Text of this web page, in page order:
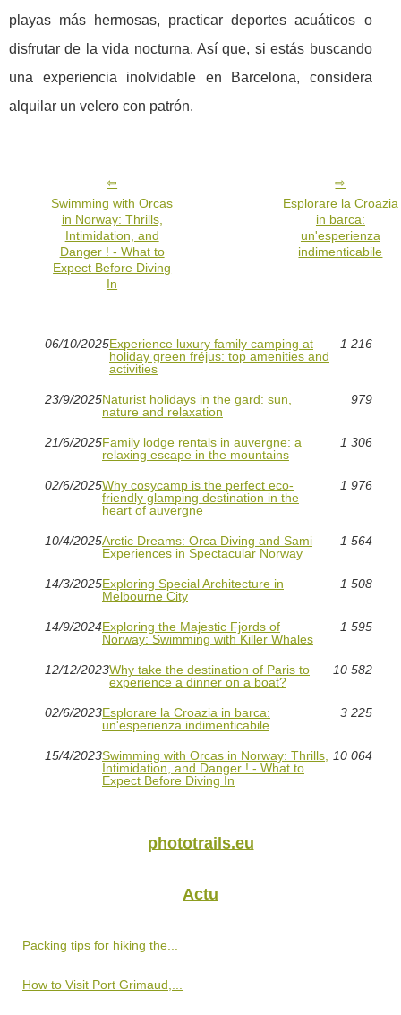
playas más hermosas, practicar deportes acuáticos o
disfrutar de la vida nocturna. Así que, si estás buscando
una experiencia inolvidable en Barcelona, considera
alquilar un velero con patrón.
Swimming with Orcas
in Norway: Thrills,
Intimidation, and
Danger ! - What to
Expect Before Diving
In
Esplorare la Croazia
in barca:
un'esperienza
indimenticabile
06/10/2025Experience luxury family camping at
holiday green fréjus: top amenities and
activities
1 216
23/9/2025Naturist holidays in the gard: sun,
nature and relaxation
979
21/6/2025Family lodge rentals in auvergne: a
relaxing escape in the mountains
1 306
02/6/2025Why cosycamp is the perfect eco-
friendly glamping destination in the
heart of auvergne
1 976
10/4/2025Arctic Dreams: Orca Diving and Sami
Experiences in Spectacular Norway
1 564
14/3/2025Exploring Special Architecture in
Melbourne City
1 508
14/9/2024Exploring the Majestic Fjords of
Norway: Swimming with Killer Whales
1 595
12/12/2023Why take the destination of Paris to
experience a dinner on a boat?
10 582
02/6/2023Esplorare la Croazia in barca:
un'esperienza indimenticabile
3 225
15/4/2023Swimming with Orcas in Norway: Thrills,
Intimidation, and Danger ! - What to
Expect Before Diving In
10 064
phototrails.eu
Actu
Packing tips for hiking the...
How to Visit Port Grimaud,...